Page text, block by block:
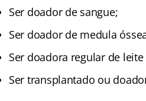
Ser doador de sangue;
Ser doador de medula
Ser doadora regular de
Ser transplantado ou